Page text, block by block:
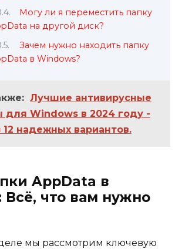
Могу ли я переместить папку
на другой диск?
Зачем нужно находить папку
в Windows?
Лучшие антивирусные
для Windows в 2024 году -
12 надежных вариантов.
AppData в
Всё, что вам нужно
мы рассмотрим ключевую